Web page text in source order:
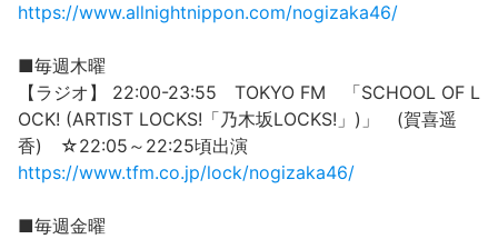
https://www.allnightnippon.com/nogizaka46/
■毎週木曜
【ラジオ】 22:00-23:55 TOKYO FM 「SCHOOL OF L
OCK! (ARTIST LOCKS!「乃木坂LOCKS!」)」 (賀喜遥
香) ☆22:05～22:25頃出演
https://www.tfm.co.jp/lock/nogizaka46/
■毎週金曜